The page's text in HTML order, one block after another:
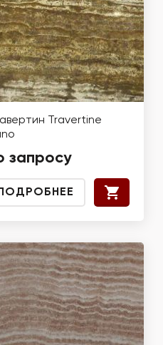
Travertine
запросу
ПОДРОБНЕЕ